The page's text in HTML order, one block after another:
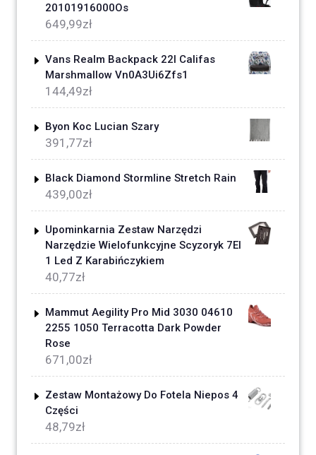
20101916000Os
649,99zł
Vans Realm Backpack 22l Califas
Marshmallow Vn0A3Ui6Zfs1
144,49zł
Byon Koc Lucian Szary
391,77zł
Black Diamond Stormline Stretch Rain
439,00zł
Upominkarnia Zestaw Narzędzi
Narzędzie Wielofunkcyjne Scyzoryk 7El
1 Led Z Karabińczykiem
40,77zł
Mammut Aegility Pro Mid 3030 04610
2255 1050 Terracotta Dark Powder
Rose
671,00zł
Zestaw Montażowy Do Fotela Niepos 4
Części
48,79zł